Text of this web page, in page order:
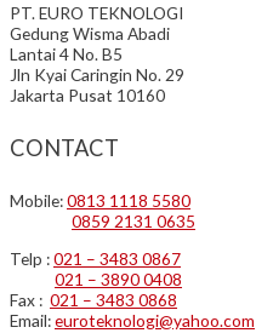
PT. EURO TEKNOLOGI
Gedung Wisma Abadi
Lantai 4 No. B5
Jln Kyai Caringin No. 29
Jakarta Pusat 10160
CONTACT
Mobile:0813 1118 5580
0859 2131 0635
Telp :021 – 3483 0867
021 – 3890 0408
Fax : 021 – 3483 0868
Email:euroteknologi@yahoo.com